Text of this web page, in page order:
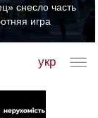
снесло часть
игра
укр